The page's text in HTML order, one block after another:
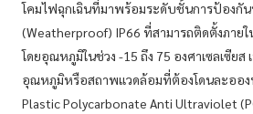
โคมไฟฉุกเฉินที่มาพร้อมระดับชั้นการป้องกั
(Weatherproof) IP66 ที่สามารถติดตั้งภาย
โดยอุณหภูมิในช่วง -15 ถึง 75 องศาเซลเซี
อุณหภูมิหรือสถาพแวดล้อมที่ต้องโดนละออง
Plastic Polycarbonate Anti Ultraviolet